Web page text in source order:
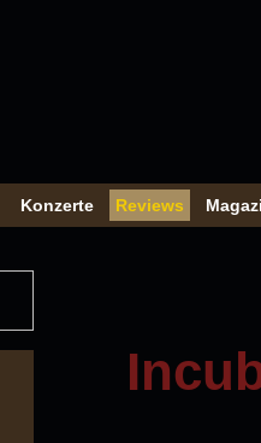
Konzerte Reviews